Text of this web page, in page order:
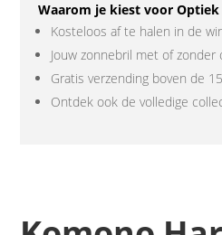
Waarom je kiest voor
Kosteloos af te halen in de
Jouw zonnebril met of zonder
Gratis verzending boven de
Ontdek ook de volledige